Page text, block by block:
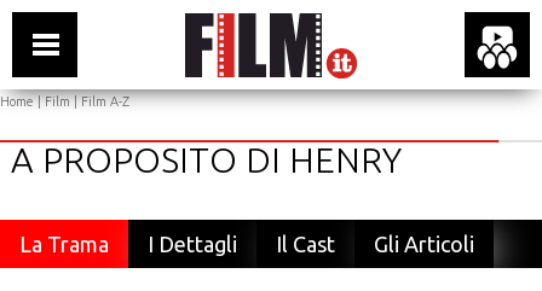
Home|Film|Film A-Z
A PROPOSITO DI HENRY
La Trama I Dettagli Il Cast Gli Articoli